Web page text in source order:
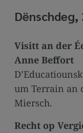
Visitt an der
Anne Beffort
um Terrain an
Miersch.
Recht op